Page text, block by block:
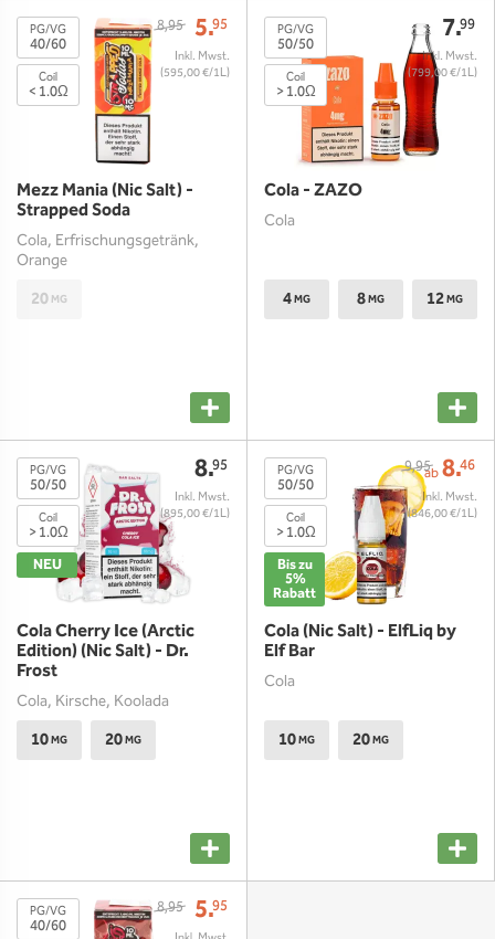
8,95 5.95
(595,00 €/1L)
PG/VG
40/60
Coil
< 1.0Ω
Mezz Mania (Nic Salt) -
Strapped Soda
Cola, Erfrischungsgetränk,
Orange
20MG
7.99
(799,00 €/1L)
PG/VG
50/50
Coil
> 1.0Ω
Cola - ZAZO
Cola
4MG 8MG 12MG
8.95
(895,00 €/1L)
PG/VG
50/50
Coil
> 1.0Ω
NEU
Cola Cherry Ice (Arctic
Edition) (Nic Salt) - Dr.
Frost
Cola, Kirsche, Koolada
10MG 20MG
ab
9,95 8.46
(846,00 €/1L)
PG/VG
50/50
Coil
> 1.0Ω
Bis zu
5%
Rabatt
Cola (Nic Salt) - ElfLiq by
Elf Bar
Cola
10MG 20MG
8,95 5.95
PG/VG
40/60